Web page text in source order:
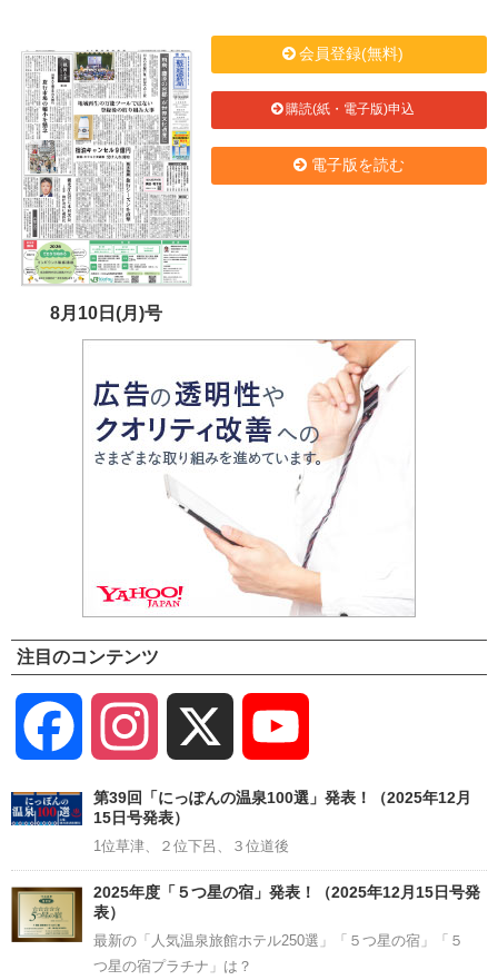
8月10日(月)号
会員登録(無料)
購読(紙・電子版)申込
電子版を読む
注目のコンテンツ
Facebook Instagram
Channel
第39回「にっぽんの温泉100選」発表！（2025年12月
15日号発表）
1位草津、２位下呂、３位道後
2025年度「５つ星の宿」発表！（2025年12月15日号発
表）
最新の「人気温泉旅館ホテル250選」「５つ星の宿」「５
つ星の宿プラチナ」は？